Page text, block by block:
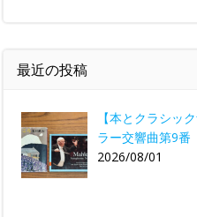
最近の投稿
【本とクラシッ
ラー交響曲第9番
2026/08/01